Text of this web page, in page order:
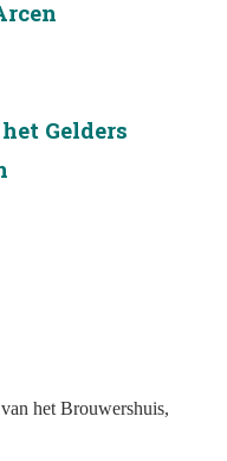
Gelders
het Brouwershuis,